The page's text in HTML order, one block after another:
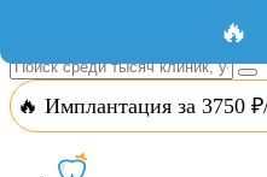
Вход
🔥 Имплантация за 3750
🔥